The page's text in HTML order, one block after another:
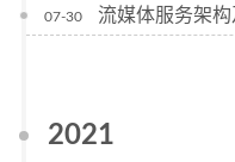
07-30 流媒体服务架构
2021